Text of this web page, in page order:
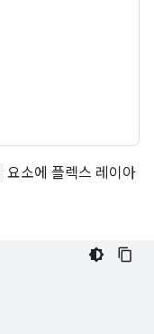
요소에 플렉스 레이아